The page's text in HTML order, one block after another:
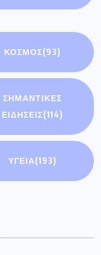
ΚΟΣΜΟΣ(93)
ΣΗΜΑΝΤΙΚΈΣ
ΕΙΔΉΣΕΙΣ(114)
ΥΓΕΙΑ(193)